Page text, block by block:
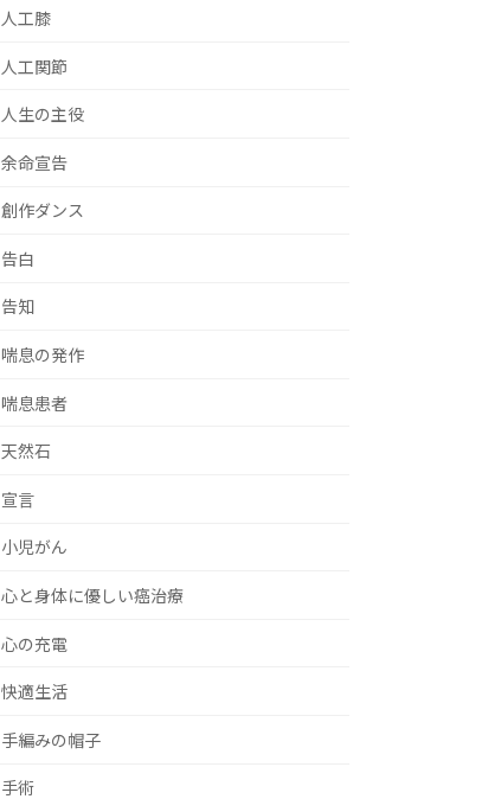
人工膝
人工関節
人生の主役
余命宣告
創作ダンス
告白
告知
喘息の発作
喘息患者
天然石
宣言
小児がん
心と身体に優しい癌治療
心の充電
快適生活
手編みの帽子
手術